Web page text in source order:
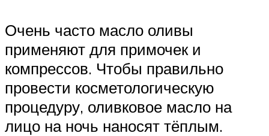
Очень часто масло оливы
применяют для примочек и
компрессов. Чтобы правильно
провести косметологическую
процедуру, оливковое масло на
лицо на ночь наносят тёплым.